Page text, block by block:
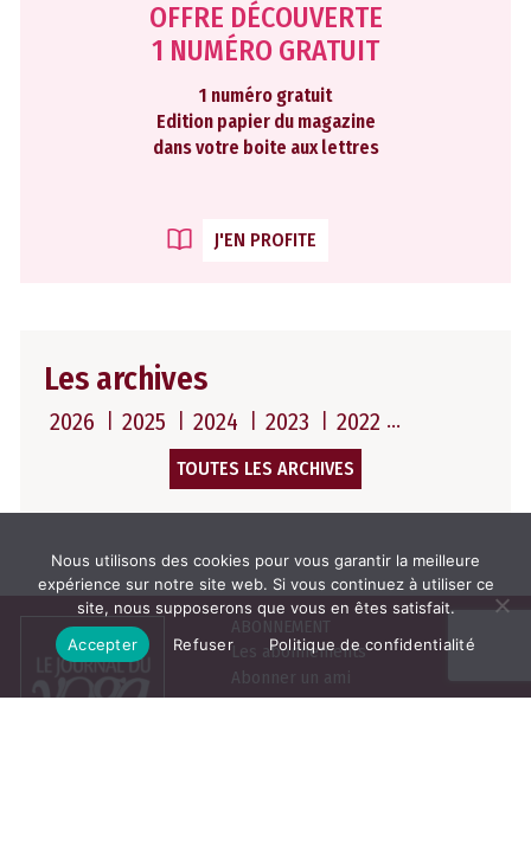
OFFRE DÉCOUVERTE
1 NUMÉRO GRATUIT
1 numéro gratuit
Edition papier du magazine
dans votre boite aux lettres
J'EN PROFITE
Les archives
2026 2025 2024 2023 2022
TOUTES LES ARCHIVES
ABONNEMENT
Les abonnements
Abonner un ami
Se connecter
Nous utilisons des cookies pour vous garantir la meilleure
expérience sur notre site web. Si vous continuez à utiliser ce
site, nous supposerons que vous en êtes satisfait.
Accepter
Refuser Politique de confidentialité